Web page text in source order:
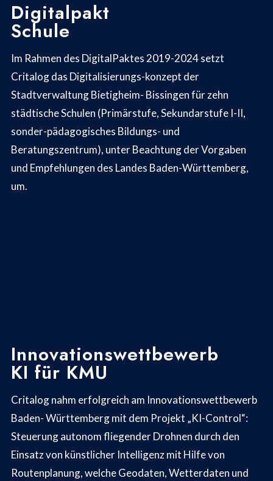
Digitalpakt
Schule
Im Rahmen des DigitalPaktes 2019-2024 setzt
Critalog das Digitalisierungs-konzept der
Stadtverwaltung Bietigheim- Bissingen für zehn
städtische Schulen (Primärstufe, Sekundarstufe I-II,
sonder-pädagogisches Bildungs- und
Beratungszentrum), unter Beachtung der Vorgaben
und Empfehlungen des Landes Baden-Württemberg,
um.
Innovationswettbewerb
KI für KMU
Critalog nahm erfolgreich am Innovationswettbewerb
Baden- Württemberg mit dem Projekt „KI-Control“:
Steuerung autonom fliegender Drohnen durch den
Einsatz von künstlicher Intelligenz mit Hilfe von
Routenplanung, welche Geodaten, Wetterdaten und